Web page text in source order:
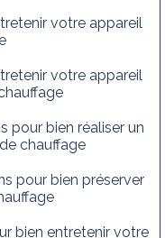
votre appareil
votre appareil
pour bien réaliser un
chauffage
pour bien préserver
bien entretenir votre